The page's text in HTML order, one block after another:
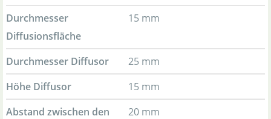
Durchmesser
Diffusionsfläche
15 mm
Durchmesser Diffusor
25 mm
Höhe Diffusor
15 mm
Abstand zwischen den
20 mm